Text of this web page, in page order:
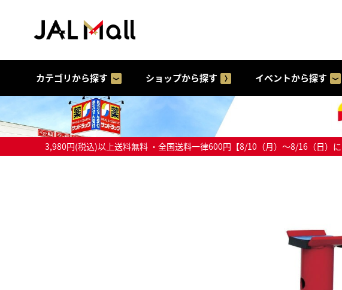
カテゴリから探す ショップから探す イベントから探す
3,980円(税込)以上送料無料 ・全国送料一律600円【8/10（月）～8/16（日）